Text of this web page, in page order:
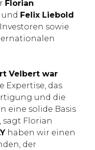
Florian
und Felix Liebold
sowie
Velbert war
Expertise, das
und die
eine solide Basis
sagt Florian
haben wir einen
der